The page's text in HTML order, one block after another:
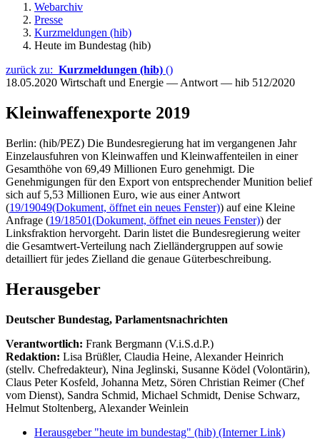
Webarchiv
Presse
Kurzmeldungen (hib)
Heute im Bundestag (hib)
zurück zu: Kurzmeldungen (hib) ()
18.05.2020 Wirtschaft und Energie — Antwort — hib 512/2020
Kleinwaffenexporte 2019
Berlin: (hib/PEZ) Die Bundesregierung hat im vergangenen Jahr
Einzelausfuhren von Kleinwaffen und Kleinwaffenteilen in einer
Gesamthöhe von 69,49 Millionen Euro genehmigt. Die
Genehmigungen für den Export von entsprechender Munition belief
sich auf 5,53 Millionen Euro, wie aus einer Antwort
(19/19049(Dokument, öffnet ein neues Fenster)) auf eine Kleine
Anfrage (19/18501(Dokument, öffnet ein neues Fenster)) der
Linksfraktion hervorgeht. Darin listet die Bundesregierung weiter
die Gesamtwert-Verteilung nach Zielländergruppen auf sowie
detailliert für jedes Zielland die genaue Güterbeschreibung.
Herausgeber
Deutscher Bundestag, Parlamentsnachrichten
Verantwortlich: Frank Bergmann (V.i.S.d.P.)
Redaktion: Lisa Brüßler, Claudia Heine, Alexander Heinrich
(stellv. Chefredakteur), Nina Jeglinski, Susanne Ködel (Volontärin),
Claus Peter Kosfeld, Johanna Metz, Sören Christian Reimer (Chef
vom Dienst), Sandra Schmid, Michael Schmidt, Denise Schwarz,
Helmut Stoltenberg, Alexander Weinlein
Herausgeber "heute im bundestag" (hib) (Interner Link)